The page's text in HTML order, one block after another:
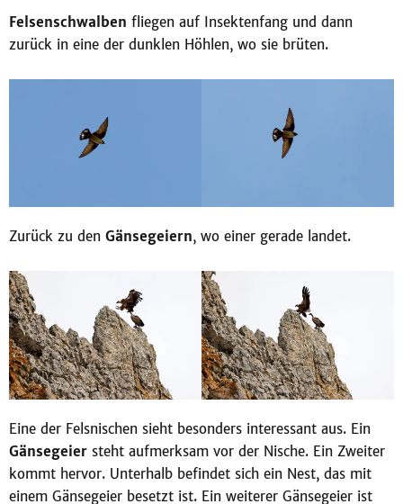
Felsenschwalben fliegen auf Insektenfang und dann
zurück in eine der dunklen Höhlen, wo sie brüten.
Zurück zu den Gänsegeiern, wo einer gerade landet.
Eine der Felsnischen sieht besonders interessant aus. Ein
Gänsegeier steht aufmerksam vor der Nische. Ein Zweiter
kommt hervor. Unterhalb befindet sich ein Nest, das mit
einem Gänsegeier besetzt ist. Ein weiterer Gänsegeier ist